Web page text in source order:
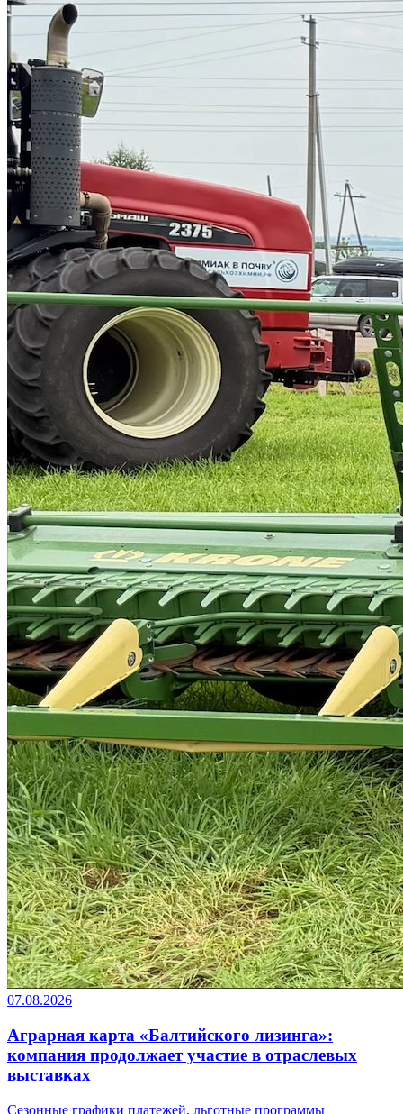
07.08.2026
Аграрная карта «Балтийского лизинга»:
компания продолжает участие в отраслевых
выставках
Сезонные графики платежей, льготные программы